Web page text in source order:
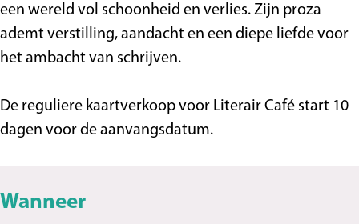
é
p
e
e
h
u
e
e
l
u
i
S
p
e
l
h
s
een wereld vol schoonheid en verlies. Zijn proza
ademt verstilling, aandacht en een diepe liefde voor
het ambacht van schrijven.
De reguliere kaartverkoop voor Literair Café start 10
dagen voor de aanvangsdatum.
Wanneer